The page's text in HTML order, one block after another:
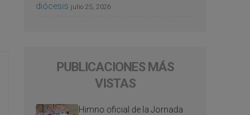
diócesis julio 25, 2026
PUBLICACIONES MÁS
VISTAS
Himno oficial de la Jornada